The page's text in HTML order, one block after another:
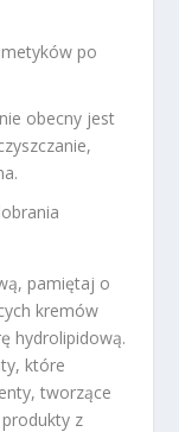
po
obecny jest
pamiętaj o
kremów
hydrolipidową.
które
tworzące
z